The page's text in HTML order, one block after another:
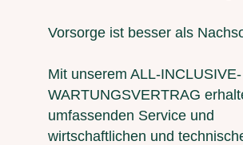
Vorsorge ist besser als
Mit unserem ALL-INCLUSIVE-
WARTUNGSVERTRAG
umfassenden Service und
wirtschaftlichen und